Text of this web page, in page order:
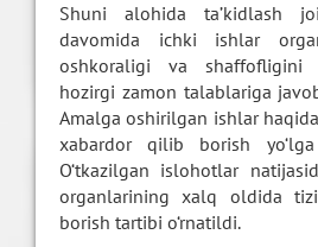
Shuni alohida ta’kidlash
davomida ichki ishlar
oshkoraligi va shaffofligini
hozirgi zamon talablariga
Amalga oshirilgan ishlar
xabardor qilib borish
O‘tkazilgan islohotlar
organlarining xalq oldida
borish tartibi o‘rnatildi.